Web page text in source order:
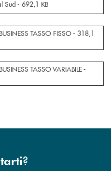
finestra
Sud - 692,1 KB
finestraTASSO FISSO - 318,1
finestraTASSO VARIABILE -
?